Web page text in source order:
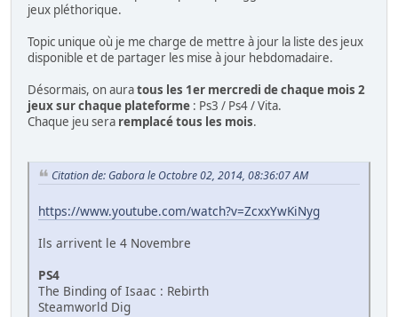
jeux pléthorique.
Topic unique où je me charge de mettre à jour la liste des jeux
disponible et de partager les mise à jour hebdomadaire.
Désormais, on auratous les 1er mercredi de chaque mois 2
jeux sur chaque plateforme : Ps3 / Ps4 / Vita.
Chaque jeu sera remplacé tous les mois.
Citation de: Gabora le Octobre 02, 2014, 08:36:07 AM
https://www.youtube.com/watch?v=ZcxxYwKiNyg
Ils arrivent le 4 Novembre
PS4
The Binding of Isaac : Rebirth
Steamworld Dig